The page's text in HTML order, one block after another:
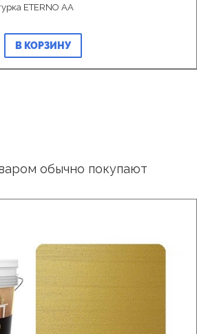
ETERNO AA
В КОРЗИНУ
обычно покупают